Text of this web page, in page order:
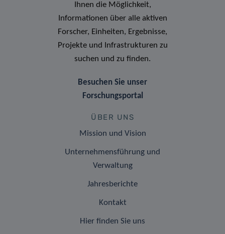
Ihnen die Möglichkeit,
Informationen über alle aktiven
Forscher, Einheiten, Ergebnisse,
Projekte und Infrastrukturen zu
suchen und zu finden.
Besuchen Sie unser
Forschungsportal
ÜBER UNS
Mission und Vision
Unternehmensführung und
Verwaltung
Jahresberichte
Kontakt
Hier finden Sie uns